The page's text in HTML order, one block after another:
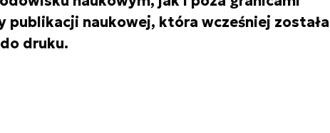
publikacji naukowej, która wcześniej została
druku.